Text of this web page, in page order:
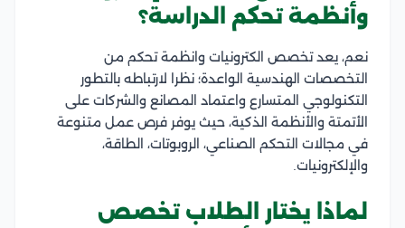
وأنظمة تحكم الدراسة؟
نعم، يعد تخصص الكترونيات وانظمة تحكم من
التخصصات الهندسية الواعدة؛ نظرا لارتباطه بالتطور
التكنولوجي المتسارع واعتماد المصانع والشركات على
الأتمتة والأنظمة الذكية، حيث يوفر فرص عمل متنوعة
في مجالات التحكم الصناعي، الروبوتات، الطاقة،
والإلكترونيات.
لماذا يختار الطلاب تخصص